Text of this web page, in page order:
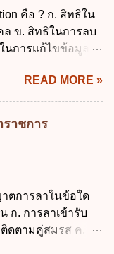
จ้าหน้าที่ตามพระ
ส่วนบุคคล พ.ศ.
รัฐมนตรีว่าการ
ดยอาศัยกฎหมาย
ติวิธีการงบ
ะราชบัญญัติวินัย
ง. ระเบียบ
ารเบิกเงินจากคลัง
เก็บรักษาเงิน และ
เท่าใร ก. 100,000
บาท ง. 10,000
กการนำเงินทดรอง
คือ ? ก. สิทธิใน
ล ข. สิทธิในการลบ
การแก้ไขข้อมูล
บุคคล ข้อ 42 ผู้
งแก้ไขข้อมูลส่วน
. ถูกต้อง เป็น
นบุคคล ในกรณีผู้
ก. ร้องทุกข์ ข. ร้อง
ง ข้อ 44 หลักการ
อมูลส่วนบุคคล คือ
READ MORE »
ราชการ
ตการลาในข้อใด
ก. การลาเข้ารับ
ติดตามคู่สมรส ค.